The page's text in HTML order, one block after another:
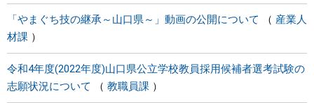
「やまぐち技の継承～山口県～」動画の公開について
産業人
材課
令和4年度(2022年度)山口県公立学校教員採用候補者選考試験の
志願状況について
教職員課